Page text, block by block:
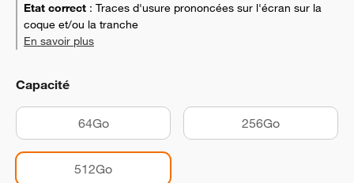
Etat correct : Traces d'usure prononcées sur l'écran sur la
coque et/ou la tranche
En savoir plus
Capacité
64Go 256Go
512Go